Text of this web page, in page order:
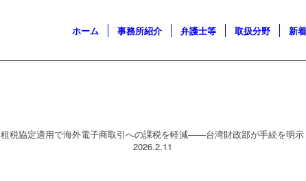
ホーム 事務所紹介 弁護士等 取扱分野 新
租税協定適用で海外電子商取引への課税を軽減――台湾財政部が手続を明示
2026.2.11